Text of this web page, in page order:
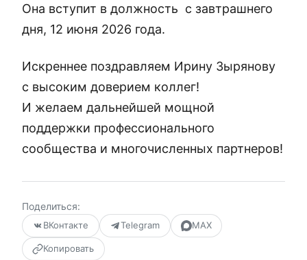
Она вступит в должность с завтрашнего
дня, 12 июня 2026 года.
Искреннее поздравляем Ирину Зырянову
с высоким доверием коллег!
И желаем дальнейшей мощной
поддержки профессионального
сообщества и многочисленных партнеров!
Поделиться:
ВКонтакте Telegram MAX
Копировать